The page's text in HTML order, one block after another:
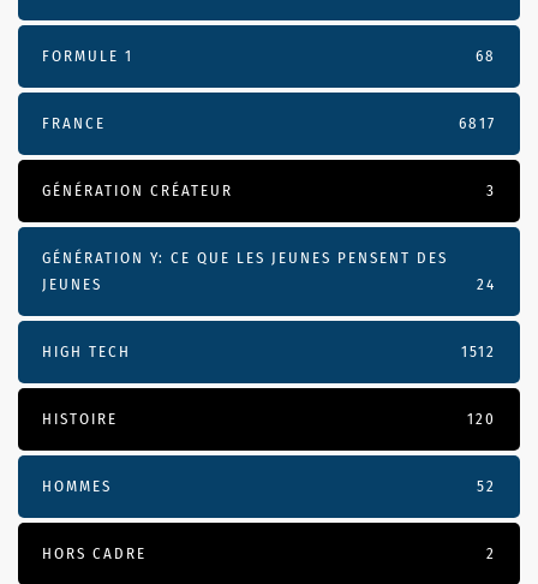
FORMULE 1 68
FRANCE 6817
GÉNÉRATION CRÉATEUR 3
GÉNÉRATION Y: CE QUE LES JEUNES PENSENT DES
JEUNES
24
HIGH TECH 1512
HISTOIRE 120
HOMMES 52
HORS CADRE 2